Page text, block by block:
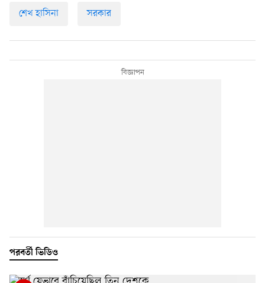
শেখ হাসিনা সরকার
পরবর্তী ভিডিও